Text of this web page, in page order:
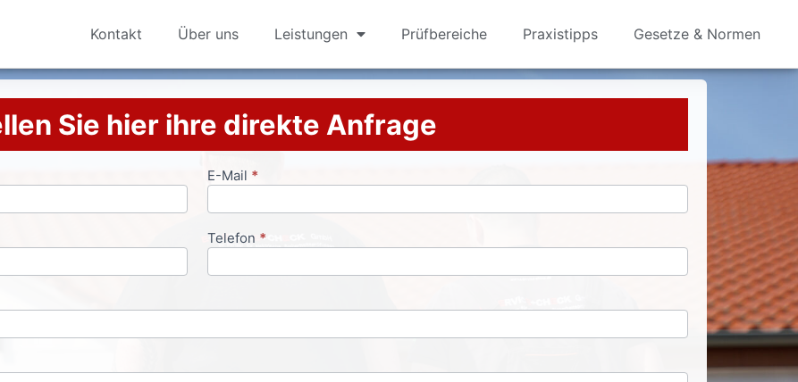
Kontakt Über uns Leistungen Prüfbereiche Praxistipps Gesetze & Normen
Sie hier ihre direkte Anfrage
E-Mail *
Telefon *